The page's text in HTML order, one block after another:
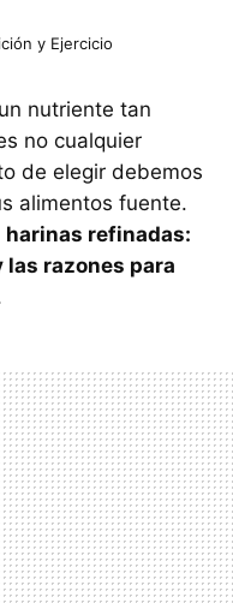
y Ejercicio
nutriente tan
no cualquier
de elegir debemos
alimentos fuente.
harinas refinadas:
razones para